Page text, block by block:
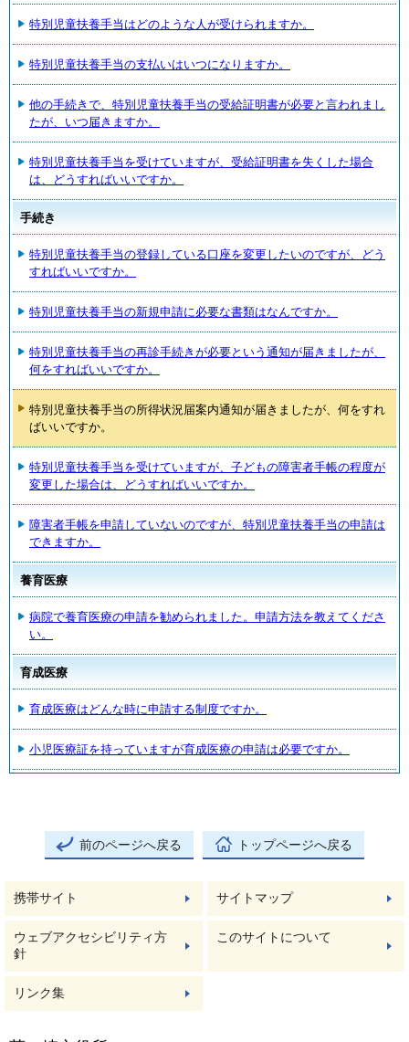
特別児童扶養手当はどのような人が受けられますか。
特別児童扶養手当の支払いはいつになりますか。
他の手続きで、特別児童扶養手当の受給証明書が必要と言われまし
たが、いつ届きますか。
特別児童扶養手当を受けていますが、受給証明書を失くした場合
は、どうすればいいですか。
手続き
特別児童扶養手当の登録している口座を変更したいのですが、どう
すればいいですか。
特別児童扶養手当の新規申請に必要な書類はなんですか。
特別児童扶養手当の再診手続きが必要という通知が届きましたが、
何をすればいいですか。
特別児童扶養手当の所得状況届案内通知が届きましたが、何をすれ
ばいいですか。
特別児童扶養手当を受けていますが、子どもの障害者手帳の程度が
変更した場合は、どうすればいいですか。
障害者手帳を申請していないのですが、特別児童扶養手当の申請は
できますか。
養育医療
病院で養育医療の申請を勧められました。申請方法を教えてくださ
い。
育成医療
育成医療はどんな時に申請する制度ですか。
小児医療証を持っていますが育成医療の申請は必要ですか。
前のページへ戻る トップページへ戻る
携帯サイト サイトマップ
ウェブアクセシビリティ方
針
このサイトについて
リンク集